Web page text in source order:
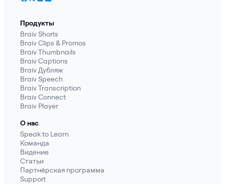
Продукты
Braiv Shorts
Braiv Clips & Promos
Braiv Thumbnails
Braiv Captions
Braiv Дубляж
Braiv Speech
Braiv Transcription
Braiv Connect
Braiv Player
О нас
Speak to Learn
Команда
Видение
Статьи
Партнёрская программа
Support